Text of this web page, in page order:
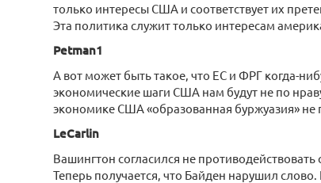
только интересы США и соответствует их
Эта политика служит только интересам
Petman1
А вот может быть такое, что ЕС и ФРГ когда-
экономические шаги США нам будут не по
экономике США «образованная буржуазия» не
LeCarlin
Вашингтон согласился не
Теперь получается, что Байден нарушил